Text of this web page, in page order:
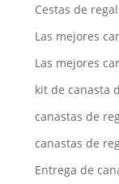
Cestas de
Las mejores
Las mejores
kit de canasta
canastas de
canastas de
Entrega de